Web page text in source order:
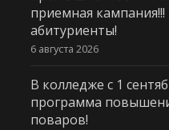
приемная
абитуриенты!
6 августа 2026
В колледже с 1
программа
поваров!